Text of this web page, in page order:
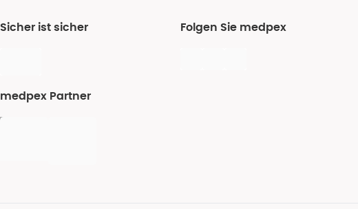
Sicher ist sicher
medpex Partner
Folgen Sie medpex